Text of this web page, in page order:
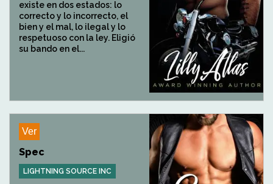
existe en dos estados: lo
correcto y lo incorrecto, el
bien y el mal, lo ilegal y lo
respetuoso con la ley. Eligió
su bando en el...
Ver
Spec
LIGHTNING SOURCE INC